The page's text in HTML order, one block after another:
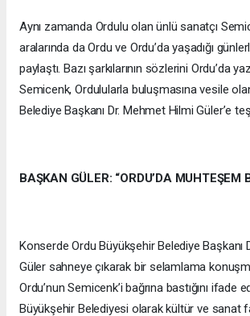
Aynı zamanda Ordulu olan ünlü sanatçı
aralarında da Ordu ve Ordu’da yaşadığı
paylaştı. Bazı şarkılarının sözlerini Ordu’da
Semicenk, Ordulularla buluşmasına vesile
Belediye Başkanı Dr. Mehmet Hilmi Güler’e
BAŞKAN GÜLER: “ORDU’DA MUHTEŞEM
Konserde Ordu Büyükşehir Belediye Başkanı
Güler sahneye çıkarak bir selamlama
Ordu’nun Semicenk’i bağrına bastığını ifade
Büyükşehir Belediyesi olarak kültür ve sanat